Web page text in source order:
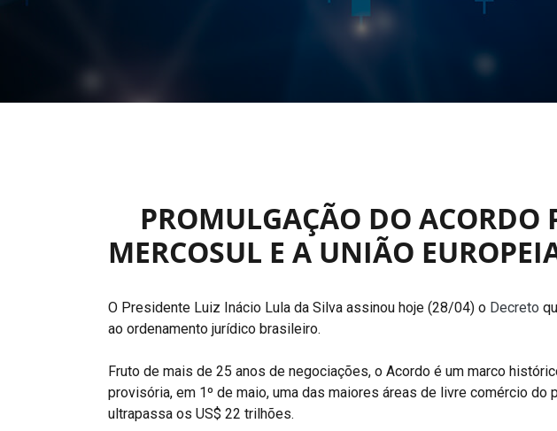
PROMULGAÇÃO DO ACORDO
MERCOSUL E A UNIÃO
O Presidente Luiz Inácio Lula da Silva assinou hoje (28/04) o Decreto
ao ordenamento jurídico brasileiro.
Fruto de mais de 25 anos de negociações, o Acordo é um marco
provisória, em 1º de maio, uma das maiores áreas de livre comércio
ultrapassa os US$ 22 trilhões.